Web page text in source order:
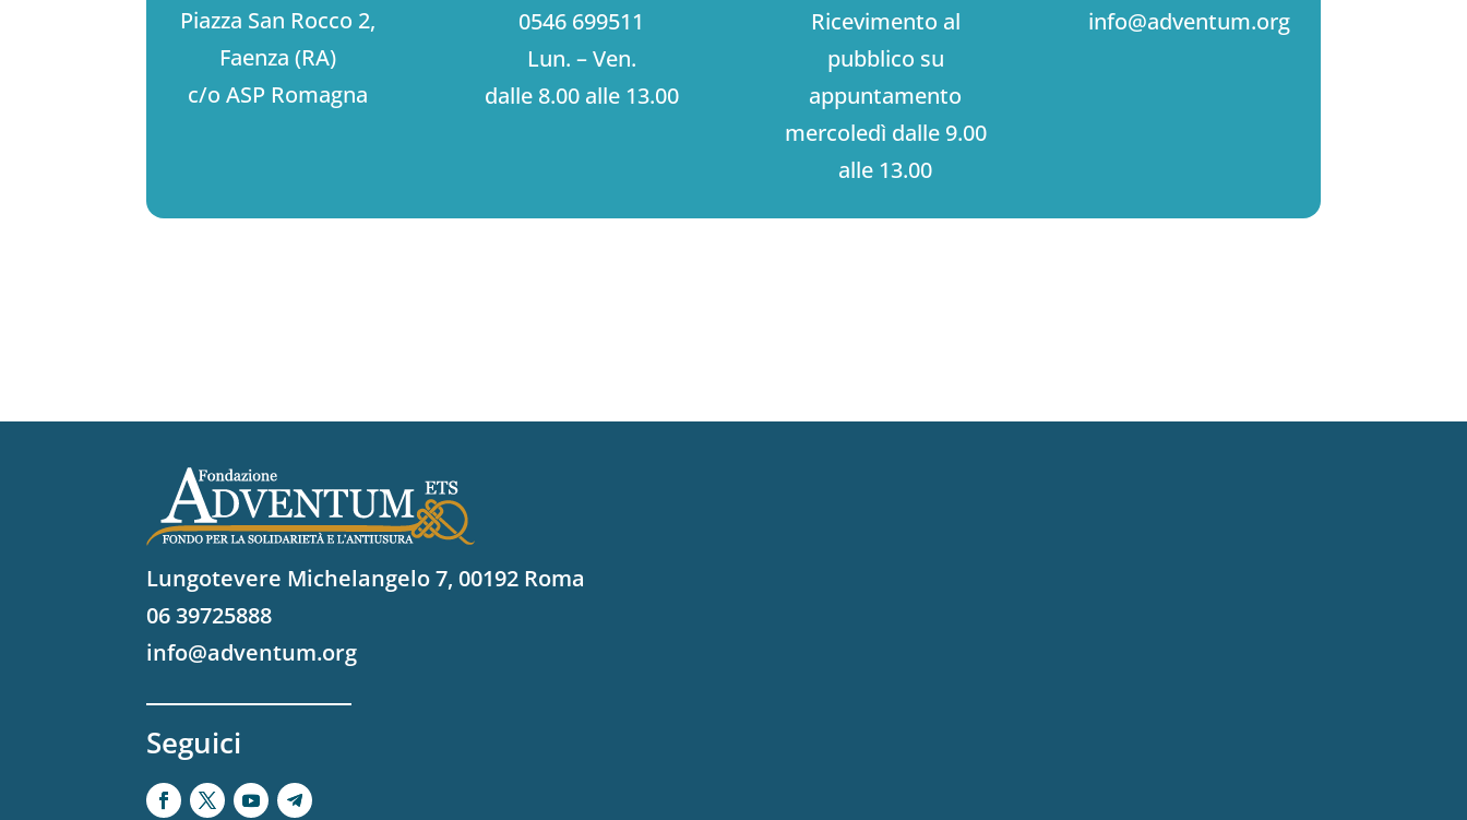
Piazza San Rocco 2,
Faenza (RA)
c/o ASP Romagna
0546 699511
Lun. – Ven.
dalle 8.00 alle 13.00
Ricevimento al
pubblico su
appuntamento
mercoledì dalle 9.00
alle 13.00
info@adventum.org
Lungotevere Michelangelo 7, 00192 Roma
06 39725888
info@adventum.org
Seguici